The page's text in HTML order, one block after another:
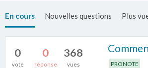
En cours Nouvelles questions Plus
0
vote
0
réponse
368
vues PRONOTE